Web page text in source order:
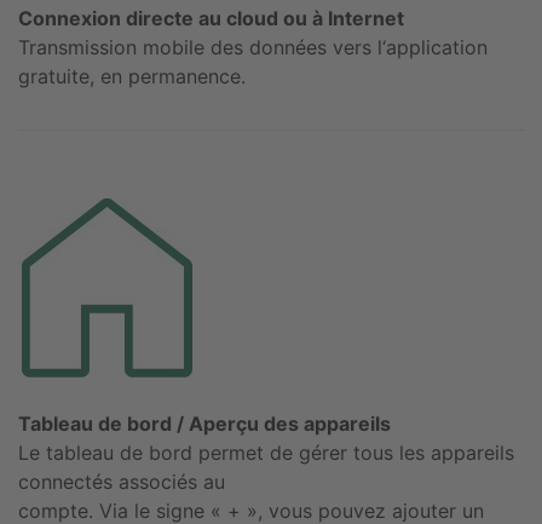
Connexion directe au cloud ou à Internet
Transmission mobile des données vers l‘application
gratuite, en permanence.
Tableau de bord / Aperçu des appareils
Le tableau de bord permet de gérer tous les appareils
connectés associés au
compte. Via le signe « + », vous pouvez ajouter un